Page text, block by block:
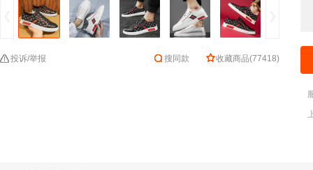
投诉/举报 搜同款 收藏商品(77418)